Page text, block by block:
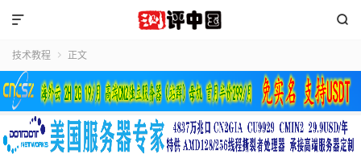


技术教程  正文